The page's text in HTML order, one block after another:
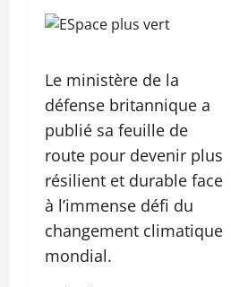
Le ministère de la
défense britannique a
publié sa feuille de
route pour devenir plus
résilient et durable face
à l’immense défi du
changement climatique
mondial.